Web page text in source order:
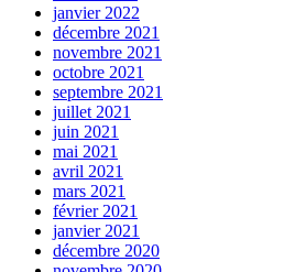
janvier 2022
décembre 2021
novembre 2021
octobre 2021
septembre 2021
juillet 2021
juin 2021
mai 2021
avril 2021
mars 2021
février 2021
janvier 2021
décembre 2020